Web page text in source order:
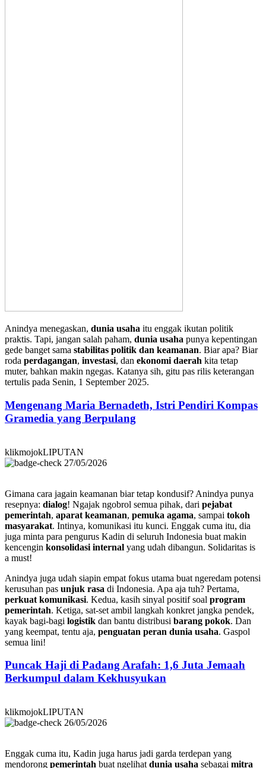
Anindya menegaskan, dunia usaha itu enggak ikutan politik
praktis. Tapi, jangan salah paham, dunia usaha punya kepentingan
gede banget sama stabilitas politik dan keamanan. Biar apa? Biar
roda perdagangan, investasi, dan ekonomi daerah kita tetap
muter, bahkan makin ngegas. Katanya sih, gitu pas rilis keterangan
tertulis pada Senin, 1 September 2025.
Mengenang Maria Bernadeth, Istri Pendiri Kompas
Gramedia yang Berpulang
klikmojokLIPUTAN
27/05/2026
Gimana cara jagain keamanan biar tetap kondusif? Anindya punya
resepnya: dialog! Ngajak ngobrol semua pihak, dari pejabat
pemerintah, aparat keamanan, pemuka agama, sampai tokoh
masyarakat. Intinya, komunikasi itu kunci. Enggak cuma itu, dia
juga minta para pengurus Kadin di seluruh Indonesia buat makin
kencengin konsolidasi internal yang udah dibangun. Solidaritas is
a must!
Anindya juga udah siapin empat fokus utama buat ngeredam potensi
kerusuhan pas unjuk rasa di Indonesia. Apa aja tuh? Pertama,
perkuat komunikasi. Kedua, kasih sinyal positif soal program
pemerintah. Ketiga, sat-set ambil langkah konkret jangka pendek,
kayak bagi-bagi logistik dan bantu distribusi barang pokok. Dan
yang keempat, tentu aja, penguatan peran dunia usaha. Gaspol
semua lini!
Puncak Haji di Padang Arafah: 1,6 Juta Jemaah
Berkumpul dalam Kekhusyukan
klikmojokLIPUTAN
26/05/2026
Enggak cuma itu, Kadin juga harus jadi garda terdepan yang
mendorong pemerintah buat ngelihat dunia usaha sebagai mitra